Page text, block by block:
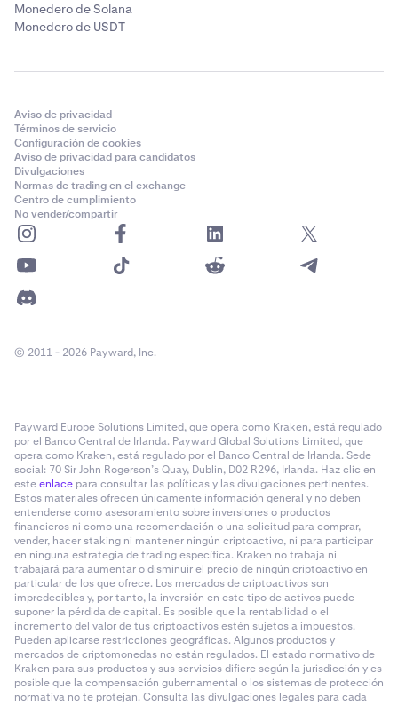
Monedero de Solana
Monedero de USDT
Aviso de privacidad
Términos de servicio
Configuración de cookies
Aviso de privacidad para candidatos
Divulgaciones
Normas de trading en el exchange
Centro de cumplimiento
No vender/compartir
© 2011 - 2026 Payward, Inc.
Payward Europe Solutions Limited, que opera como Kraken, está regulado
por el Banco Central de Irlanda. Payward Global Solutions Limited, que
opera como Kraken, está regulado por el Banco Central de Irlanda. Sede
social: 70 Sir John Rogerson’s Quay, Dublin, D02 R296, Irlanda. Haz clic en
esteenlace para consultar las políticas y las divulgaciones pertinentes.
Estos materiales ofrecen únicamente información general y no deben
entenderse como asesoramiento sobre inversiones o productos
financieros ni como una recomendación o una solicitud para comprar,
vender, hacer staking ni mantener ningún criptoactivo, ni para participar
en ninguna estrategia de trading específica. Kraken no trabaja ni
trabajará para aumentar o disminuir el precio de ningún criptoactivo en
particular de los que ofrece. Los mercados de criptoactivos son
impredecibles y, por tanto, la inversión en este tipo de activos puede
suponer la pérdida de capital. Es posible que la rentabilidad o el
incremento del valor de tus criptoactivos estén sujetos a impuestos.
Pueden aplicarse restricciones geográficas. Algunos productos y
mercados de criptomonedas no están regulados. El estado normativo de
Kraken para sus productos y sus servicios difiere según la jurisdicción y es
posible que la compensación gubernamental o los sistemas de protección
normativa no te protejan. Consulta las divulgaciones legales para cada